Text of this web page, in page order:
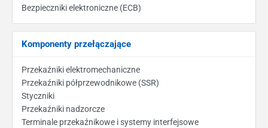
Bezpieczniki elektroniczne (ECB)
Komponenty przełączające
Przekaźniki elektromechaniczne
Przekaźniki półprzewodnikowe (SSR)
Styczniki
Przekaźniki nadzorcze
Terminale przekaźnikowe i systemy interfejsowe